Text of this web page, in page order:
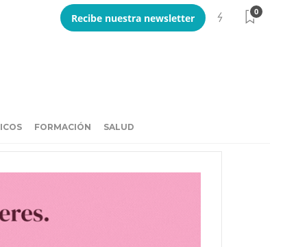
Recibe nuestra newsletter
0
FORMACIÓN SALUD